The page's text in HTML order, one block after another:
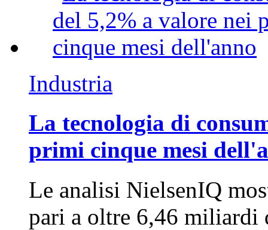
Industria
La tecnologia di
primi cinque mesi
Le analisi NielsenIQ
pari a oltre 6,46